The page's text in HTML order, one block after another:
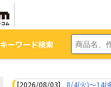
キーワード検索
[2026/08/03]
8/4(火)～14(